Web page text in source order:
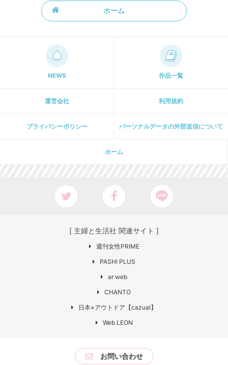
ホーム
NEWS 作品一覧
運営会社 利用規約
プライパシーポリシー パーソナルデータの外部送信について
ホーム
[ 主婦と生活社 関連サイト ]
週刊女性PRIME
PASH! PLUS
ar web
CHANTO
日本×アウトドア【cazual】
Web LEON
お問い合わせ